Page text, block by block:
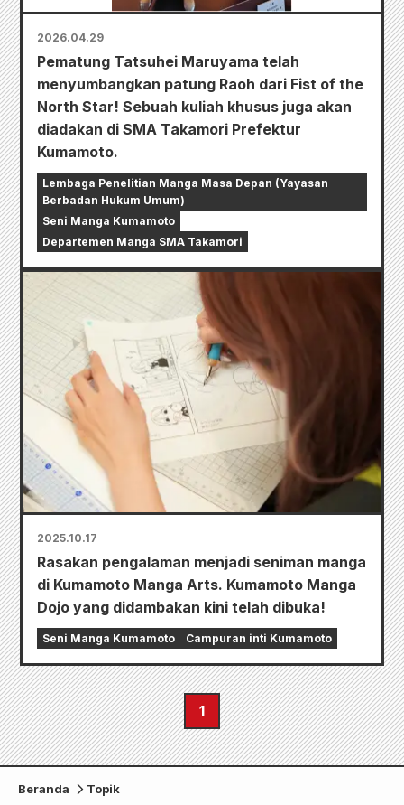
2026.04.29
Pematung Tatsuhei Maruyama telah
menyumbangkan patung Raoh dari Fist of the
North Star! Sebuah kuliah khusus juga akan
diadakan di SMA Takamori Prefektur
Kumamoto.
Lembaga Penelitian Manga Masa Depan (Yayasan
Berbadan Hukum Umum)
Seni Manga Kumamoto
Departemen Manga SMA Takamori
2025.10.17
Rasakan pengalaman menjadi seniman manga
di Kumamoto Manga Arts. Kumamoto Manga
Dojo yang didambakan kini telah dibuka!
Seni Manga Kumamoto Campuran inti Kumamoto
1
Beranda Topik